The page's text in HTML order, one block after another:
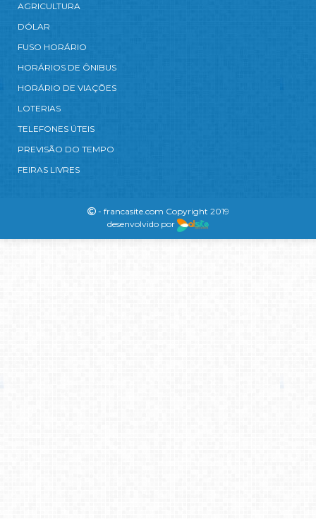
AGRICULTURA
DÓLAR
FUSO HORÁRIO
HORÁRIOS DE ÔNIBUS
HORÁRIO DE VIAÇÕES
LOTERIAS
TELEFONES ÚTEIS
PREVISÃO DO TEMPO
FEIRAS LIVRES
- francasite.com Copyright 2019
desenvolvido por